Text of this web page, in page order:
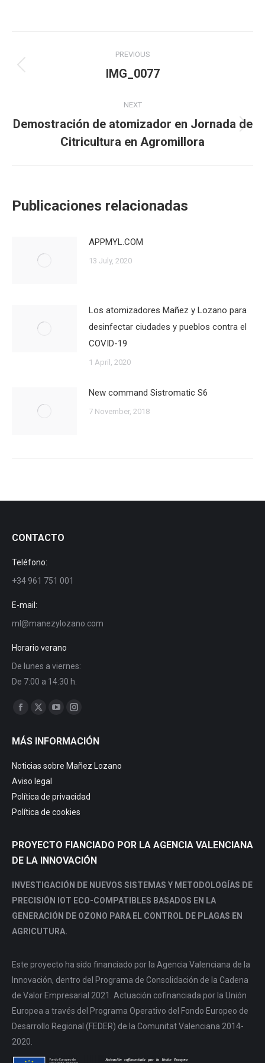
navigation
PREVIOUS
Previous
IMG_0077
NEXT
Next
post:
Demostración de atomizador en Jornada de
Citricultura en Agromillora
Publicaciones relacionadas
APPMYL.COM
13 July, 2020
Los atomizadores Mañez y Lozano para
desinfectar ciudades y pueblos contra el
COVID-19
1 April, 2020
New command Sistromatic S6
7 November, 2018
CONTACTO
Teléfono:
+34 961 751 001
E-mail:
ml@manezylozano.com
Horario verano
De lunes a viernes:
De 7:00 a 14:30 h.
Find us on:
Facebook
opens
in
new
window
X
opens
new
window
YouTube
opens
window
Instagram
opens
in
window
MÁS INFORMACIÓN
Noticias sobre Mañez Lozano
Aviso legal
Política de privacidad
Política de cookies
PROYECTO FIANCIADO POR LA AGENCIA VALENCIANA
DE LA INNOVACIÓN
INVESTIGACIÓN DE NUEVOS SISTEMAS Y METODOLOGÍAS DE
PRECISIÓN IOT ECO-COMPATIBLES BASADOS EN LA
GENERACIÓN DE OZONO PARA EL CONTROL DE PLAGAS EN
AGRICUTURA.
Este proyecto ha sido financiado por la Agencia Valenciana de la
Innovación, dentro del Programa de Consolidación de la Cadena
de Valor Empresarial 2021. Actuación cofinanciada por la Unión
Europea a través del Programa Operativo del Fondo Europeo de
Desarrollo Regional (FEDER) de la Comunitat Valenciana 2014-
2020.